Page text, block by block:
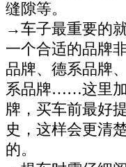
缝隙等。
→车子最重要的
一个合适的品牌
品牌、德系品牌
系品牌……这里加
牌，买车前最好
史，这样会更清
的。